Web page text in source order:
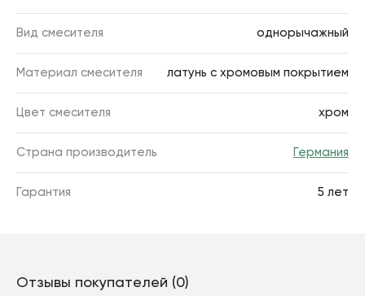
Вид смесителя однорычажный
Материал смесителя латунь с хромовым покрытием
Цвет смесителя хром
Страна производитель Германия
Гарантия 5 лет
Отзывы покупателей (0)